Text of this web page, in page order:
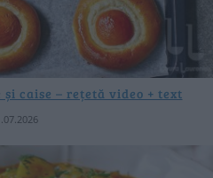
caise – rețetă video + text